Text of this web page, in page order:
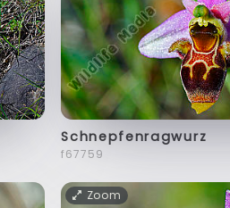
Schnepfenragwurz
f67759
Zoom